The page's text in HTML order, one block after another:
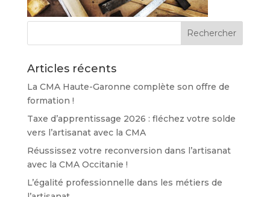
Articles récents
La CMA Haute-Garonne complète son offre de
formation !
Taxe d’apprentissage 2026 : fléchez votre solde
vers l’artisanat avec la CMA
Réussissez votre reconversion dans l’artisanat
avec la CMA Occitanie !
L’égalité professionnelle dans les métiers de